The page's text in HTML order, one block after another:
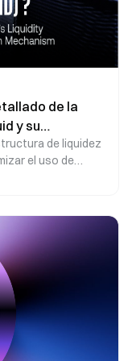
de la
y su
de liquidez
el uso de
mediante la
unificado.